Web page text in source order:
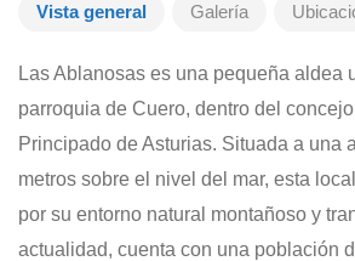
Vista general Galería
Las Ablanosas es una pequeña aldea
parroquia de Cuero, dentro del
Principado de Asturias. Situada a una
metros sobre el nivel del mar, esta
por su entorno natural montañoso y
actualidad, cuenta con una población